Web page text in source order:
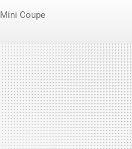
Mini Coupe